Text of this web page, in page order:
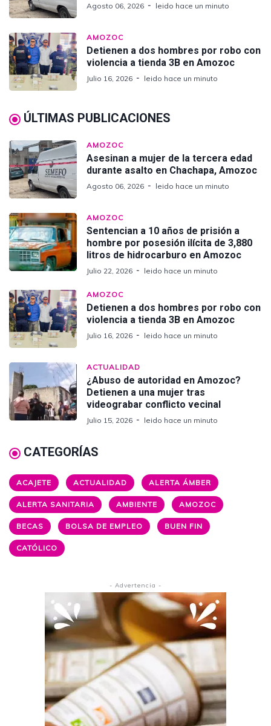
Agosto 06, 2026 leido hace un minuto
AMOZOC
Detienen a dos hombres por robo con
violencia a tienda 3B en Amozoc
Julio 16, 2026 leido hace un minuto
ÚLTIMAS PUBLICACIONES
AMOZOC
Asesinan a mujer de la tercera edad
durante asalto en Chachapa, Amozoc
Agosto 06, 2026 leido hace un minuto
AMOZOC
Sentencian a 10 años de prisión a
hombre por posesión ilícita de 3,880
litros de hidrocarburo en Amozoc
Julio 22, 2026 leido hace un minuto
AMOZOC
Detienen a dos hombres por robo con
violencia a tienda 3B en Amozoc
Julio 16, 2026 leido hace un minuto
ACTUALIDAD
¿Abuso de autoridad en Amozoc?
Detienen a una mujer tras
videograbar conflicto vecinal
Julio 15, 2026 leido hace un minuto
CATEGORÍAS
ACAJETE ACTUALIDAD ALERTA ÁMBER
ALERTA SANITARIA AMBIENTE AMOZOC
BECAS BOLSA DE EMPLEO BUEN FIN
CATÓLICO
- Advertencia -